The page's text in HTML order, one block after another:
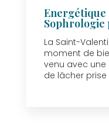
Sophrologie
La Saint-
moment de
venu avec
de lâcher prise